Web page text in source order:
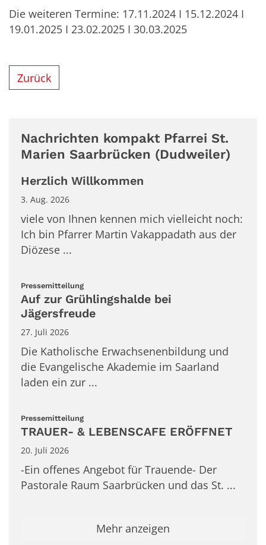
Die weiteren Termine: 17.11.2024 I 15.12.2024 I
19.01.2025 I 23.02.2025 I 30.03.2025
Zurück
Nachrichten kompakt Pfarrei St.
Marien Saarbrücken (Dudweiler)
Herzlich Willkommen
3. Aug. 2026
viele von Ihnen kennen mich vielleicht noch:
Ich bin Pfarrer Martin Vakappadath aus der
Diözese ...
Pressemitteilung:
Auf zur Grühlingshalde bei
Jägersfreude
27. Juli 2026
Die Katholische Erwachsenenbildung und
die Evangelische Akademie im Saarland
laden ein zur ...
Pressemitteilung:
TRAUER- & LEBENSCAFE ERÖFFNET
20. Juli 2026
-Ein offenes Angebot für Trauende- Der
Pastorale Raum Saarbrücken und das St. ...
Mehr anzeigen